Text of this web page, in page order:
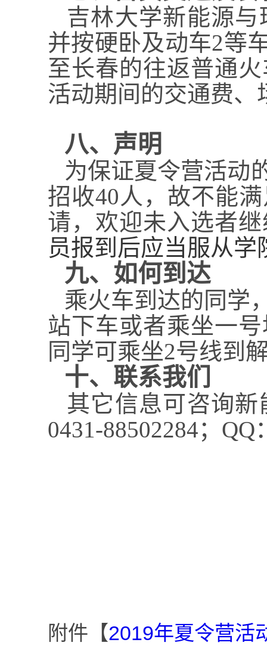
吉林大学新能源
并按硬卧及动车2等
至长春的往返普通
活动期间的交通费
八、声明
为保证夏令营活动
招收40人，故不能
请，欢迎未入选者
员报到后应当服从
九、如何到达
乘火车到达的同学
站下车或者乘坐一
同学可乘坐2号线到
十、联系我们
其它信息可咨询
0431-88502284； QQ
附件【2019年夏令营活